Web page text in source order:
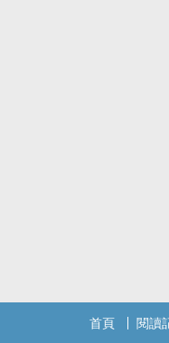
首頁 閱讀